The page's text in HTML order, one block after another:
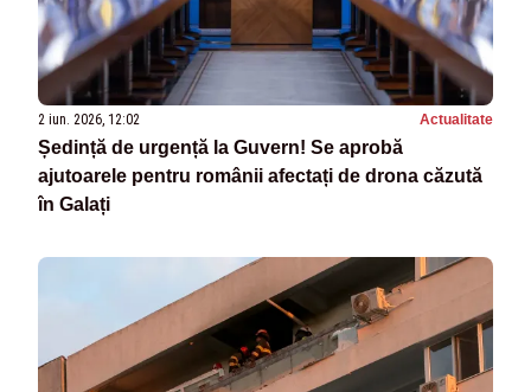
2 iun. 2026, 12:02 Actualitate
Ședință de urgență la Guvern! Se aprobă
ajutoarele pentru românii afectați de drona căzută
în Galați